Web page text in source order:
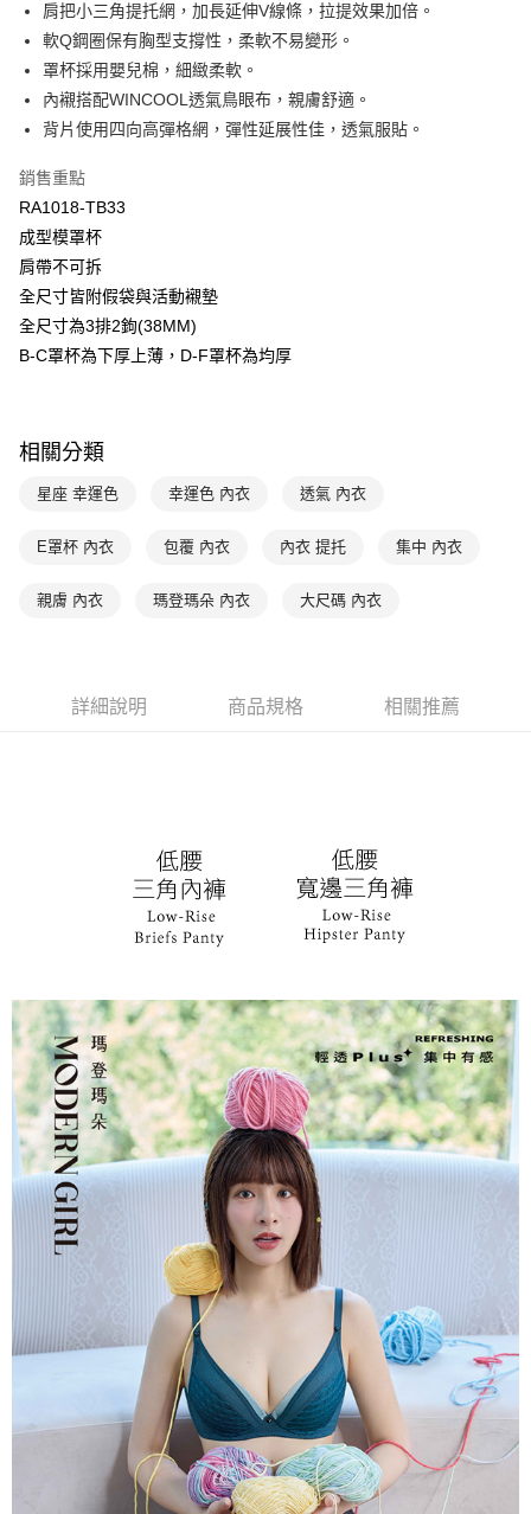
玉山商業銀行
星展（台灣）商業銀行
台新國際商業銀行
中國信託商業銀行
台灣樂天信用卡公司
AFTEE先享後付
相關說明
【關於「AFTEE先享後付」】
AFTEE先享後付是「在收到商品之後才付款」的支付方式。 讓您購物簡單
便利好安心！
２．便利：只要手機號碼，簡訊認證，即可結帳。
３．安心：先確認商品／服務後，再付款。
【「AFTEE先享後付」結帳流程】
１．於結帳方式選擇「AFTEE先享後付」後，將跳轉至「AFTEE先享後付」
結帳頁面，進行簡訊認證並確認金額後，即可完成結帳。
３．收到繳費通知簡訊後14天內，點擊此簡訊中的連結，可透過四大超商／
ATM／網路銀行／等多元方式進行付款，方視為交易完成。
※ 交易是否成功請以「AFTEE先享後付 」之結帳頁面顯示為準，若有關於
是否繳費成功／繳費後需取消欲退款等相關疑問，請聯繫「AFTEE先享後付
１．透過由恩沛科技股份有限公司提供之「AFTEE先享後付」服務完成之交
權轉讓予恩沛科技股份有限公司。
２．關於個人資料處理事宜，請瀏覽以下網址：
４．使用「AFTEE先享後付」時，將依據個別帳號之用戶狀況，依本公司即
運送方式
全家取貨付款$888免運-以PackAge+配客嘉循環箱包裝寄出
每筆NT$90，滿NT$888(含以上)免運費
付款後全家取貨$888免運-以PackAge+配客嘉循環箱包裝寄出
每筆NT$90，滿NT$888(含以上)免運費
萊爾富取貨付款
付款後萊爾富取貨
每筆NT$90，滿NT$1,000(含以上)免運費
付款後7-11取貨
每筆NT$90，滿NT$1,000(含以上)免運費
件資料，逾期未確認訂單將自動取消)
肩把小三角提托網，加長延伸V線條，拉提效果加倍。
軟Q鋼圈保有胸型支撐性，柔軟不易變形。
罩杯採用嬰兒棉，細緻柔軟。
內襯搭配WINCOOL透氣鳥眼布，親膚舒適。
背片使用四向高彈格網，彈性延展性佳，透氣服貼。
銷售重點
RA1018-TB33
成型模罩杯
肩帶不可拆
全尺寸皆附假袋與活動襯墊
全尺寸為3排2鉤(38MM)
B-C罩杯為下厚上薄，D-F罩杯為均厚
相關分類
星座 幸運色 幸運色 內衣 透氣 內衣
E罩杯 內衣 包覆 內衣 內衣 提托 集中 內衣
親膚 內衣 瑪登瑪朵 內衣 大尺碼 內衣
詳細說明 商品規格 相關推薦